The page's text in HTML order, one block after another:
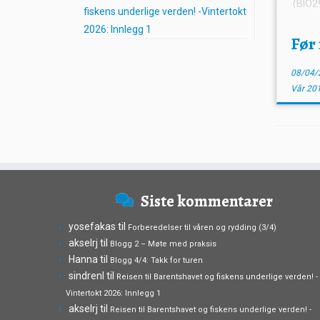
fiskens underlige verden! -Vintertokt
2026: Innlegg 1
08/04/
Vår
Siste kommentarer
yosefakas til Forberedelser til våren og rydding (3/4)
akselrj til Blogg 2 – Møte med praksis
Hanna til Blogg 4/4: Takk for turen
sindrenl til
Reisen til Barentshavet og fiskens underlige verden! -
Vintertokt 2026: Innlegg 1
akselrj til Reisen til Barentshavet og fiskens underlige verden! -